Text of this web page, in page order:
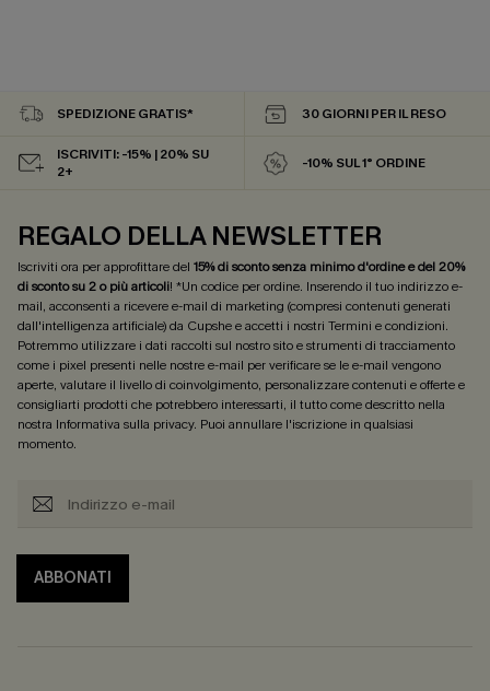
SPEDIZIONE GRATIS* 30 GIORNI PER IL RESO
ISCRIVITI: -15% | 20% SU
2+
-10% SUL 1° ORDINE
REGALO DELLA NEWSLETTER
Iscriviti ora per approfittare del 15% di sconto senza minimo d'ordine e del 20%
di sconto su 2 o più articoli! *Un codice per ordine. Inserendo il tuo indirizzo e-
mail, acconsenti a ricevere e-mail di marketing (compresi contenuti generati
dall'intelligenza artificiale) da Cupshe e accetti i nostri Termini e condizioni.
Potremmo utilizzare i dati raccolti sul nostro sito e strumenti di tracciamento
come i pixel presenti nelle nostre e-mail per verificare se le e-mail vengono
aperte, valutare il livello di coinvolgimento, personalizzare contenuti e offerte e
consigliarti prodotti che potrebbero interessarti, il tutto come descritto nella
nostra Informativa sulla privacy. Puoi annullare l'iscrizione in qualsiasi
momento.
ABBONATI